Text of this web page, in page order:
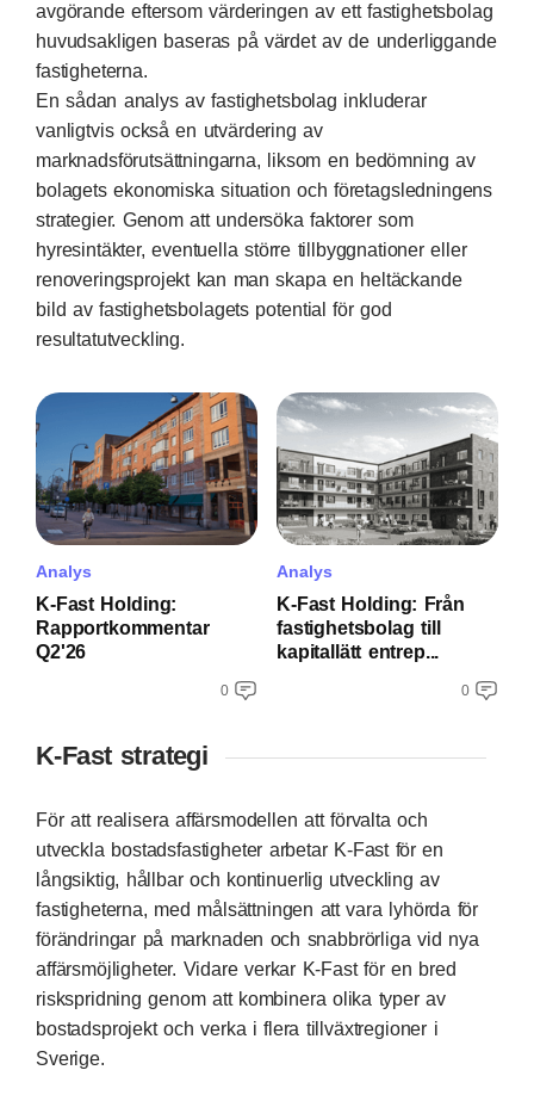
avgörande eftersom värderingen av ett fastighetsbolag
huvudsakligen baseras på värdet av de underliggande
fastigheterna.
En sådan analys av fastighetsbolag inkluderar
vanligtvis också en utvärdering av
marknadsförutsättningarna, liksom en bedömning av
bolagets ekonomiska situation och företagsledningens
strategier. Genom att undersöka faktorer som
hyresintäkter, eventuella större tillbyggnationer eller
renoveringsprojekt kan man skapa en heltäckande
bild av fastighetsbolagets potential för god
resultatutveckling.
Analys
K-Fast Holding:
Rapportkommentar
Q2'26
0
Analys
K-Fast Holding: Från
fastighetsbolag till
kapitallätt entrep...
0
K-Fast strategi
För att realisera affärsmodellen att förvalta och
utveckla bostadsfastigheter arbetar K‑Fast för en
långsiktig, hållbar och kontinuerlig utveckling av
fastigheterna, med målsättningen att vara lyhörda för
förändringar på marknaden och snabbrörliga vid nya
affärsmöjligheter. Vidare verkar K‑Fast för en bred
riskspridning genom att kombinera olika typer av
bostadsprojekt och verka i flera tillväxtregioner i
Sverige.